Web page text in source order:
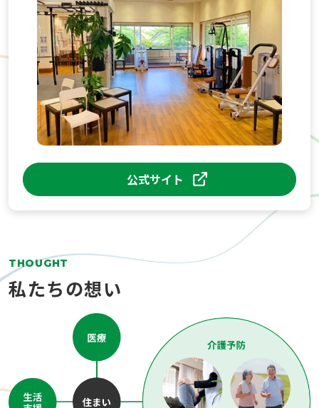
公式サイト
THOUGHT
私たちの想い